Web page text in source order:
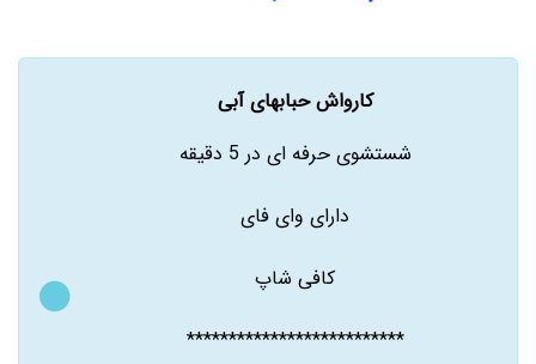
کارواش حبابهای آبی
شستشوی حرفه ای در 5 دقیقه
دارای وای فای
کافی شاپ
**************************